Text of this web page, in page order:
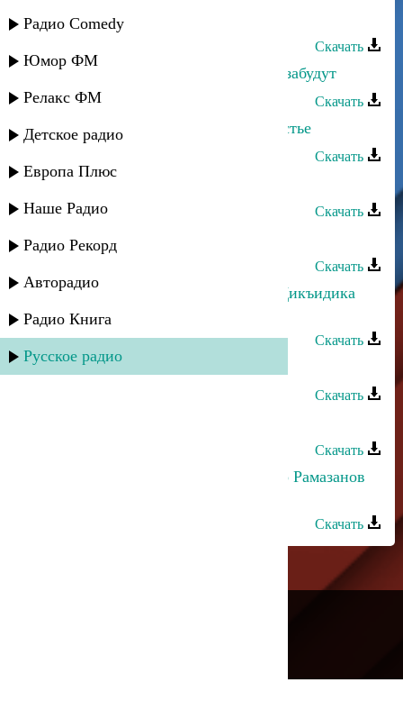
Радио Comedy
Юмор ФМ
Релакс ФМ
Детское радио
Европа Плюс
Наше Радио
Радио Рекорд
Авторадио
Радио Книга
Русское радио
Динара Джамалудинова - Знаешь
Скачать
Динара Джамалудинова - Горы не забудут
Скачать
Динара Джамалудинова - Мое счастье
Скачать
Динара Джамалудинова - Салам
Скачать
Динара Гасанова - Бахтлу йигь
Скачать
Динара Гасанова и Г. Наврузов - Дикъидика
Скачать
Ханипа Магомедов - Динара
Скачать
Скачать
Динара Гасанова и Магомед-Закир Рамазанов
Скачать